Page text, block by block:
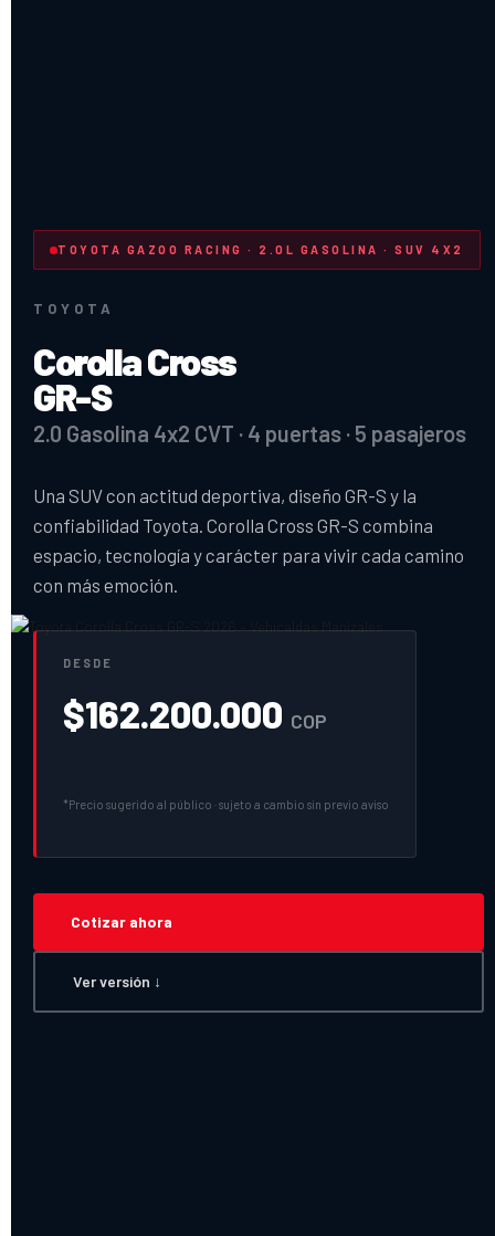
TOYOTA GAZOO RACING · 2.0L GASOLINA · SUV 4X2
TOYOTA
Corolla Cross
GR-S
2.0 Gasolina 4x2 CVT · 4 puertas · 5 pasajeros
Una SUV con actitud deportiva, diseño GR-S y la
confiabilidad Toyota. Corolla Cross GR-S combina
espacio, tecnología y carácter para vivir cada camino
con más emoción.
DESDE
$162.200.000 COP
*Precio sugerido al público · sujeto a cambio sin previo aviso
Cotizar ahora
Ver versión ↓